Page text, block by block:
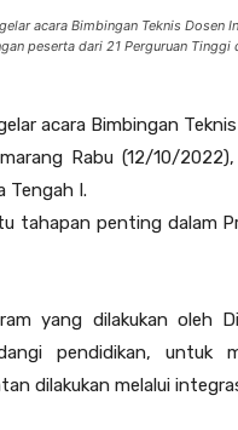
acara Bimbingan Teknis Dosen
peserta dari 21 Perguruan Tinggi
acara Bimbingan
Rabu (12/10/
Tengah I.
tahapan penting dalam
yang dilakukan oleh
pendidikan, untuk
dilakukan melalui